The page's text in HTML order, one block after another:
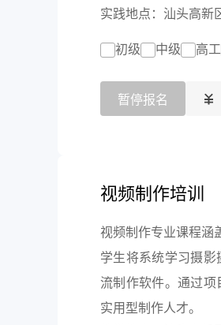
实践地点：汕头高新
初级 中级 高工
暂停报名
视频制作培训
视频制作专业课程涵
学生将系统学习摄
流制作软件。通过项
实用型制作人才。